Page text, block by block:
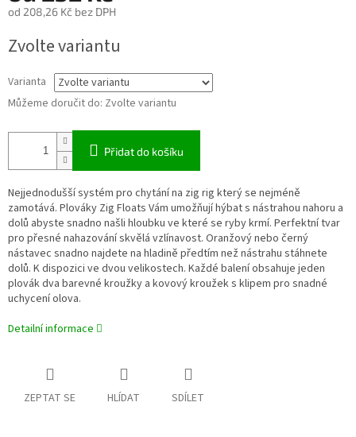
od 208,26 Kč bez DPH
cena:
Zvolte variantu
Varianta
Můžeme doručit do: Zvolte variantu
Přidat do košíku
Nejjednodušší systém pro chytání na zig rig který se nejméně
zamotává. Plováky Zig Floats Vám umožňují hýbat s nástrahou nahoru a
dolů abyste snadno našli hloubku ve které se ryby krmí. Perfektní tvar
pro přesné nahazování skvělá vzlínavost. Oranžový nebo černý
nástavec snadno najdete na hladině předtím než nástrahu stáhnete
dolů. K dispozici ve dvou velikostech. Každé balení obsahuje jeden
plovák dva barevné kroužky a kovový kroužek s klipem pro snadné
uchycení olova.
Detailní informace
ZEPTAT SE HLÍDAT SDÍLET